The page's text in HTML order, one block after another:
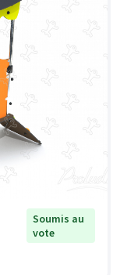
Soumis au
vote